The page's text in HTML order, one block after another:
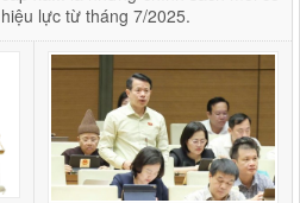
hiệu lực từ tháng 7/2025.